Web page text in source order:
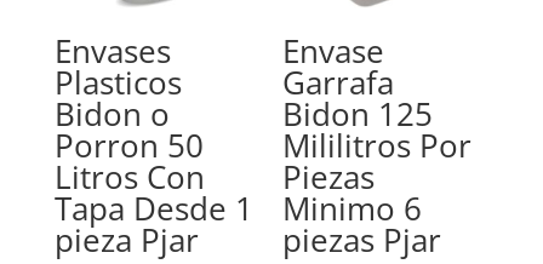
Envases
Plasticos
Bidon o
Porron 50
Litros Con
Tapa Desde 1
pieza Pjar
Envase
Garrafa
Bidon 125
Mililitros Por
Piezas
Minimo 6
piezas Pjar